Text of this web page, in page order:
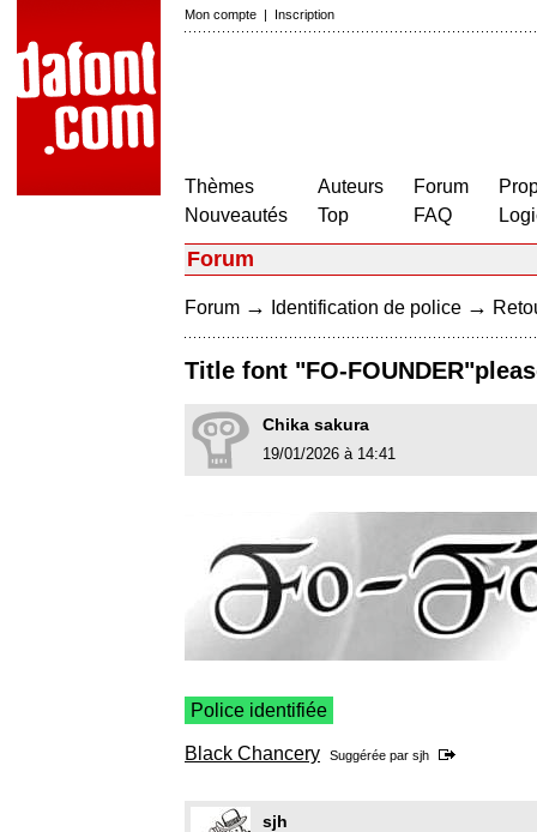
Mon compte | Inscription
Thèmes
Nouveautés
Auteurs
Top
Forum
FAQ
Forum
Forum → Identification de police →
Title font "FO-
Chika sakura
19/01/2026 à 14:41
Police identifiée
Black Chancery Suggérée par sjh
sjh